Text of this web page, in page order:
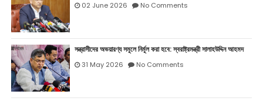
02 June 2026 No Comments
সন্ত্রাসীদের অভয়ারণ্য সমূলে নির্মূল করা হবে: স্বরাষ্ট্রমন্ত্রী সালাহউদ্দিন আহমদ
31 May 2026 No Comments